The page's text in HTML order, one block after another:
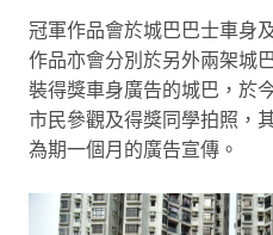
冠軍作品會於城巴巴士車身
作品亦會分別於另外兩架城
裝得獎車身廣告的城巴，於
市民參觀及得獎同學拍照，
為期一個月的廣告宣傳。